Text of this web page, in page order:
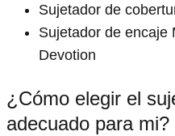
Sujetador de
Sujetador de encaje
Devotion
¿Cómo elegir el
adecuado para mi?